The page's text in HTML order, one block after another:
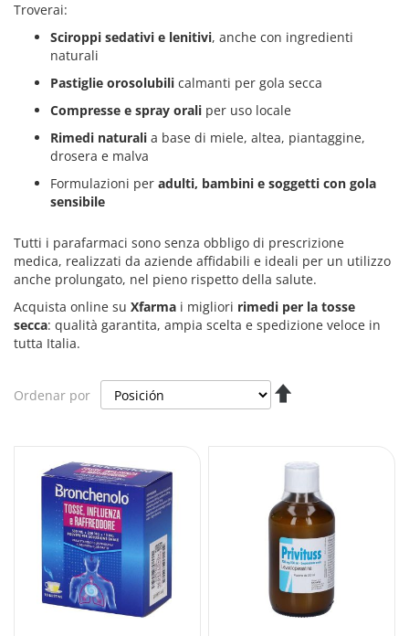
Troverai:
Sciroppi sedativi e lenitivi, anche con ingredienti
naturali
Pastiglie orosolubili calmanti per gola secca
Compresse e spray orali per uso locale
Rimedi naturali a base di miele, altea, piantaggine,
drosera e malva
Formulazioni per adulti, bambini e soggetti con gola
sensibile
Tutti i parafarmaci sono senza obbligo di prescrizione
medica, realizzati da aziende affidabili e ideali per un utilizzo
anche prolungato, nel pieno rispetto della salute.
Acquista online su Xfarma i migliori rimedi per la tosse
secca: qualità garantita, ampia scelta e spedizione veloce in
tutta Italia.
Ordenar por